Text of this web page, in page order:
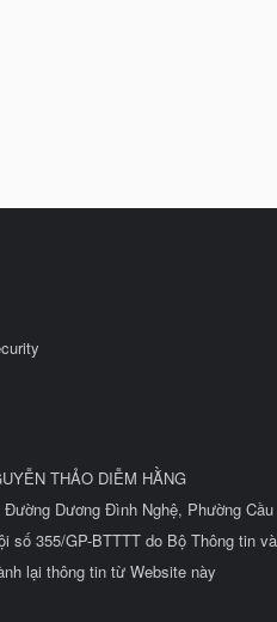
THẢO DIỄM HẰNG
Dương Đình Nghệ, Phường
số 355/GP-BTTTT do Bộ Thông tin
lại thông tin từ Website này